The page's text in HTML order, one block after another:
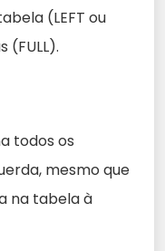
(LEFT ou
(FULL).
todos os
mesmo que
na tabela à